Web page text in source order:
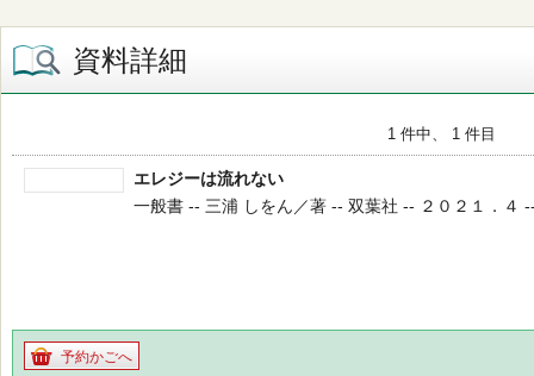
資料詳細
1 件中、 1 件目
エレジーは流れない
一般書 -- 三浦 しをん／著 -- 双葉社 -- ２０２１．４
予約かごへ